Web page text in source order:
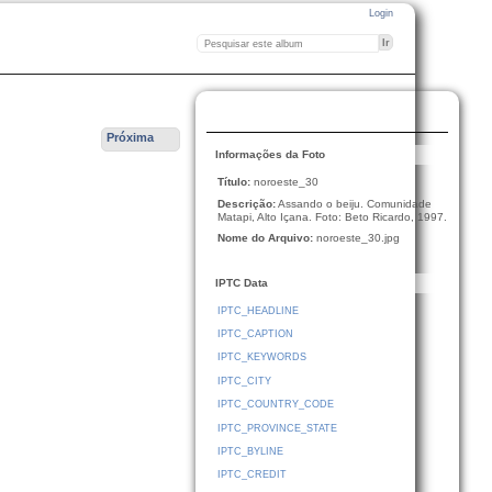
Login
Próxima
Informações da Foto
Título: noroeste_30
Descrição:Assando o beiju. Comunidade
Matapi, Alto Içana. Foto: Beto Ricardo, 1997.
Nome do Arquivo: noroeste_30.jpg
IPTC Data
IPTC_HEADLINE
IPTC_CAPTION
IPTC_KEYWORDS
IPTC_CITY
IPTC_COUNTRY_CODE
IPTC_PROVINCE_STATE
IPTC_BYLINE
IPTC_CREDIT